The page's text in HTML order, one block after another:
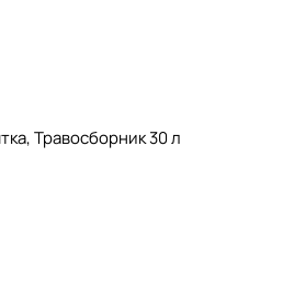
Травосборник 30 л